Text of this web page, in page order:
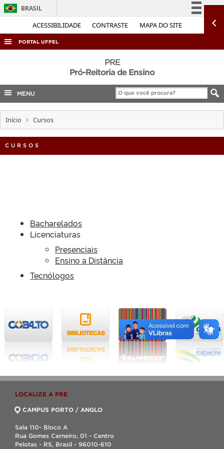
ACESSIBILIDADE CONTRASTE MAPA DO SITE
BRASIL
Simplifique!
Acesso à informação
Legislação
Canais
PORTAL UFPEL
COBALTO
CONCURSOS
INTERNACIONAL
PRE
Pró-Reitoria de Ensino
MENU
Início Cursos
CURSOS
Bacharelados
Licenciaturas
Presenciais
Ensino a Distância
Tecnólogos
LOCALIZE A PRE
CAMPUS PORTO / ANGLO
Sala 110- Bloco A
Rua Gomes Carneiro, 01 - Centro
Pelotas - RS, Brasil - 96010-610